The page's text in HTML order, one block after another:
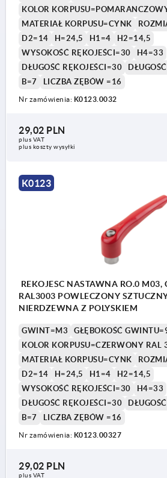
KOLOR
MATERIAŁ KORPUSU=CYNK
D2=14
H=24,5 H1=4
H2=14,5
WYSOKOŚĆ RĘKOJEŚCI=30
H4=33
DŁUGOŚĆ RĘKOJEŚCI=30
B=7
LICZBA ZĘBÓW =16
Nr zamówienia: K0123.0032
29,02 PLN
plus VAT
plus koszty wysyłki
K0123
REKOJESC NASTAWNA RO.0 M03,
RAL3003 POWLECZONY
NIERDZEWNA Z POLYSKIEM
GWINT=M3
GŁĘBOKOŚĆ
KOLOR KORPUSU=CZERWONY RAL
MATERIAŁ KORPUSU=CYNK
D2=14
H=24,5 H1=4
H2=14,5
WYSOKOŚĆ RĘKOJEŚCI=30
H4=33
DŁUGOŚĆ RĘKOJEŚCI=30
B=7
LICZBA ZĘBÓW =16
Nr zamówienia: K0123.00327
29,02 PLN
plus VAT